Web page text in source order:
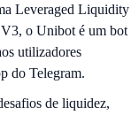
Leveraged Liquidity
o Unibot é um bot
utilizadores
do Telegram.
de liquidez,